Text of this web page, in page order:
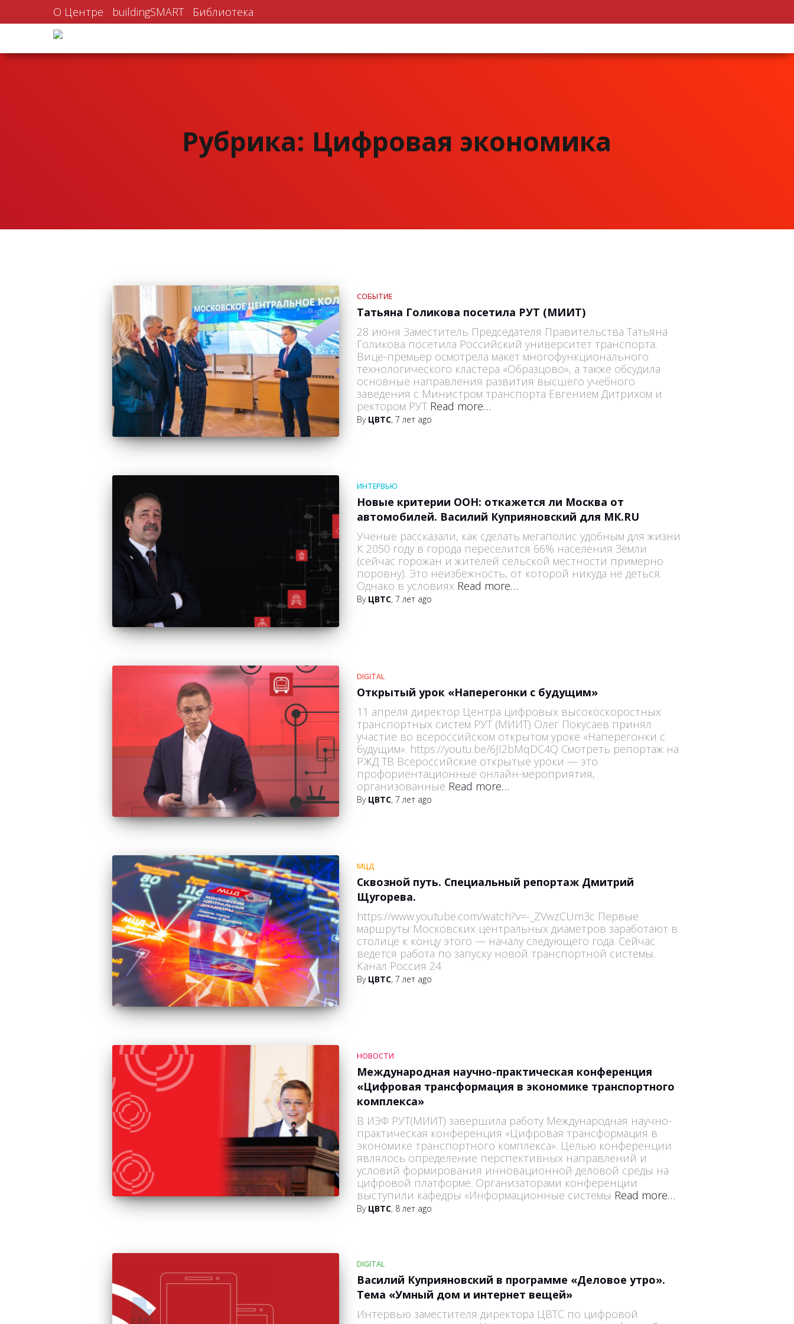
О Центре buildingSMART Библиотека
Рубрика: Цифровая экономика
СОБЫТИЕ
Татьяна Голикова посетила РУТ (МИИТ)
28 июня Заместитель Председателя Правительства Татьяна
Голикова посетила Российский университет транспорта.
Вице-премьер осмотрела макет многофункционального
технологического кластера «Образцово», а также обсудила
основные направления развития высшего учебного
заведения с Министром транспорта Евгением Дитрихом и
ректором РУТ Read more…
By ЦВТС,7 лет ago
ИНТЕРВЬЮ
Новые критерии ООН: откажется ли Москва от
автомобилей. Василий Куприяновский для МК.RU
Ученые рассказали, как сделать мегаполис удобным для жизни
К 2050 году в города переселится 66% населения Земли
(сейчас горожан и жителей сельской местности примерно
поровну). Это неизбежность, от которой никуда не деться.
Однако в условиях Read more…
By ЦВТС,7 лет ago
DIGITAL
Открытый урок «Наперегонки с будущим»
11 апреля директор Центра цифровых высокоскоростных
транспортных систем РУТ (МИИТ) Олег Покусаев принял
участие во всероссийском открытом уроке «Наперегонки с
будущим». https://youtu.be/6JI2bMqDC4Q Смотреть репортаж на
РЖД ТВ Всероссийские открытые уроки — это
профориентационные онлайн-мероприятия,
организованные Read more…
By ЦВТС,7 лет ago
МЦД
Сквозной путь. Специальный репортаж Дмитрий
Щугорева.
https://www.youtube.com/watch?v=-_ZVwzCUm3c Первые
маршруты Московских центральных диаметров заработают в
столице к концу этого — началу следующего года. Сейчас
ведется работа по запуску новой транспортной системы.
Канал Россия 24
By ЦВТС,7 лет ago
НОВОСТИ
Международная научно-практическая конференция
«Цифровая трансформация в экономике транспортного
комплекса»
В ИЭФ РУТ(МИИТ) завершила работу Международная научно-
практическая конференция «Цифровая трансформация в
экономике транспортного комплекса». Целью конференции
являлось определение перспективных направлений и
условий формирования инновационной деловой среды на
цифровой платформе. Организаторами конференции
выступили кафедры «Информационные системы Read more…
By ЦВТС, 8 лет ago
DIGITAL
Василий Куприяновский в программе «Деловое утро».
Тема «Умный дом и интернет вещей»
Интервью заместителя директора ЦВТС по цифровой